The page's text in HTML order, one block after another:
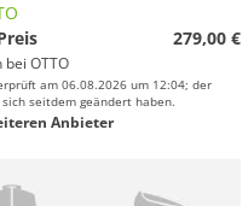
279,00 €
bei OTTO
am 06.08.2026 um 12:04; der
sich seitdem geändert haben.
Anbieter